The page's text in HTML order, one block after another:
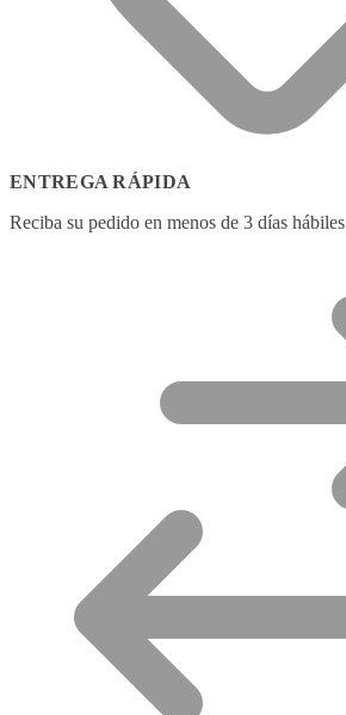
ENTREGA RÁPIDA
Reciba su pedido en menos de 3 días hábiles